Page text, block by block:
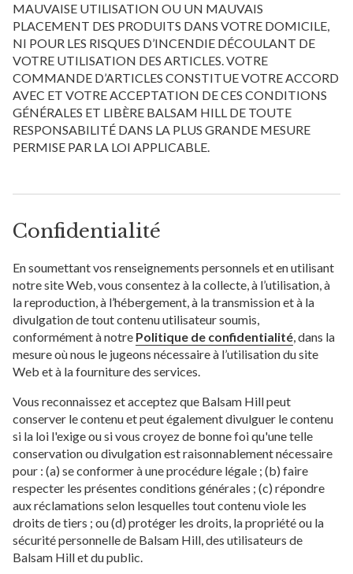
MAUVAISE UTILISATION OU UN MAUVAIS
PLACEMENT DES PRODUITS DANS VOTRE DOMICILE,
NI POUR LES RISQUES D’INCENDIE DÉCOULANT DE
VOTRE UTILISATION DES ARTICLES. VOTRE
COMMANDE D’ARTICLES CONSTITUE VOTRE ACCORD
AVEC ET VOTRE ACCEPTATION DE CES CONDITIONS
GÉNÉRALES ET LIBÈRE BALSAM HILL DE TOUTE
RESPONSABILITÉ DANS LA PLUS GRANDE MESURE
PERMISE PAR LA LOI APPLICABLE.
Confidentialité
En soumettant vos renseignements personnels et en utilisant
notre site Web, vous consentez à la collecte, à l’utilisation, à
la reproduction, à l’hébergement, à la transmission et à la
divulgation de tout contenu utilisateur soumis,
conformément à notre Politique de confidentialité, dans la
mesure où nous le jugeons nécessaire à l’utilisation du site
Web et à la fourniture des services.
Vous reconnaissez et acceptez que Balsam Hill peut
conserver le contenu et peut également divulguer le contenu
si la loi l'exige ou si vous croyez de bonne foi qu'une telle
conservation ou divulgation est raisonnablement nécessaire
pour : (a) se conformer à une procédure légale ; (b) faire
respecter les présentes conditions générales ; (c) répondre
aux réclamations selon lesquelles tout contenu viole les
droits de tiers ; ou (d) protéger les droits, la propriété ou la
sécurité personnelle de Balsam Hill, des utilisateurs de
Balsam Hill et du public.